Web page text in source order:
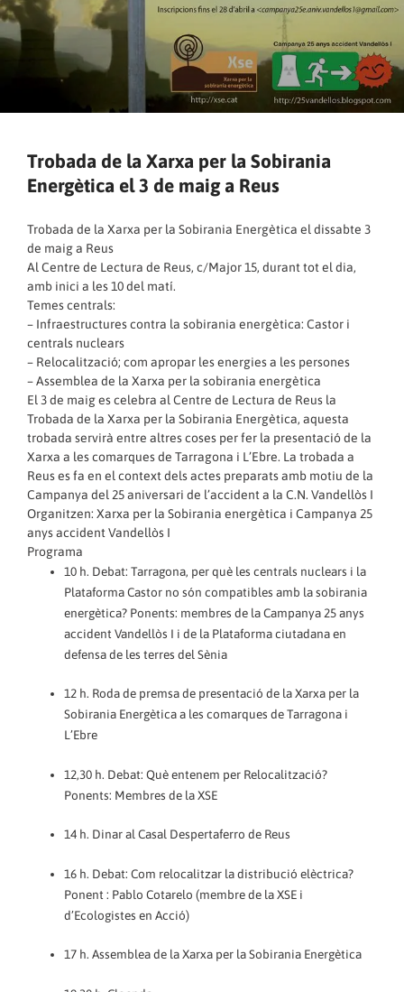
Trobada de la Xarxa per la Sobirania
Energètica el 3 de maig a Reus
Trobada de la Xarxa per la Sobirania Energètica el dissabte 3
de maig a Reus
Al Centre de Lectura de Reus, c/Major 15, durant tot el dia,
amb inici a les 10 del matí.
Temes centrals:
– Infraestructures contra la sobirania energètica: Castor i
centrals nuclears
– Relocalització; com apropar les energies a les persones
– Assemblea de la Xarxa per la sobirania energètica
El 3 de maig es celebra al Centre de Lectura de Reus la
Trobada de la Xarxa per la Sobirania Energètica, aquesta
trobada servirà entre altres coses per fer la presentació de la
Xarxa a les comarques de Tarragona i L’Ebre. La trobada a
Reus es fa en el context dels actes preparats amb motiu de la
Campanya del 25 aniversari de l’accident a la C.N. Vandellòs I
Organitzen: Xarxa per la Sobirania energètica i Campanya 25
anys accident Vandellòs I
Programa
10 h. Debat: Tarragona, per què les centrals nuclears i la
Plataforma Castor no són compatibles amb la sobirania
energètica? Ponents: membres de la Campanya 25 anys
accident Vandellòs I i de la Plataforma ciutadana en
defensa de les terres del Sènia
12 h. Roda de premsa de presentació de la Xarxa per la
Sobirania Energètica a les comarques de Tarragona i
L’Ebre
12,30 h. Debat: Què entenem per Relocalització?
Ponents: Membres de la XSE
14 h. Dinar al Casal Despertaferro de Reus
16 h. Debat: Com relocalitzar la distribució elèctrica?
Ponent : Pablo Cotarelo (membre de la XSE i
d’Ecologistes en Acció)
17 h. Assemblea de la Xarxa per la Sobirania Energètica